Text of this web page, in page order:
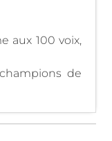
aux 100 voix,
de